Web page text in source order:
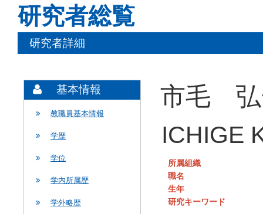
研究者総覧
研究者詳細
基本情報
教職員基本情報
学歴
学位
学内所属歴
学外略歴
市毛 弘
ICHIGE
所属組織
職名
生年
研究キーワード